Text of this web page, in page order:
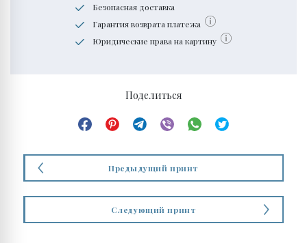
Безопасная доставка
Гарантия возврата платежа
Юридические права на картину
Поделиться
Предыдущий принт
Следующий принт